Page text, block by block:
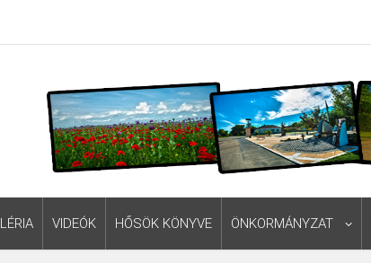
VIDEÓK HŐSÖK KÖNYVE ÖNKORMÁNYZAT